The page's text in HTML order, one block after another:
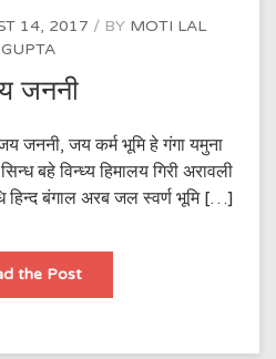
14, 2017 BY MOTI LAL
GUPTA
जननी
जननी, जय कर्म भूमि हे गंगा यमुना
बहे विन्ध्य हिमालय गिरी अरावली
हिन्द बंगाल अरब जल स्वर्ण भूमि […]
the Postजय